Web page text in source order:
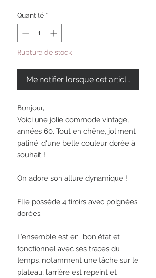
Quantité *
Rupture de stock
Me notifier lorsque cet article est
Bonjour,
Voici une jolie commode vintage,
années 60. Tout en chêne, joliment
patiné, d'une belle couleur dorée à
souhait !
On adore son allure dynamique !
Elle possède 4 tiroirs avec poignées
dorées.
L'ensemble est en  bon état et
fonctionnel avec ses traces du
temps, notamment une tâche sur le
plateau, l’arrière est repeint et